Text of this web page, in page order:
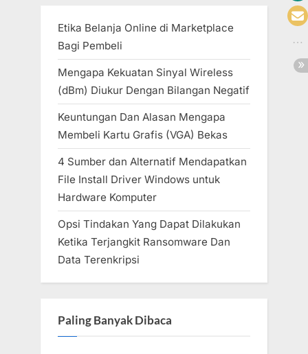
Etika Belanja Online di Marketplace
Bagi Pembeli
Mengapa Kekuatan Sinyal Wireless
(dBm) Diukur Dengan Bilangan Negatif
Keuntungan Dan Alasan Mengapa
Membeli Kartu Grafis (VGA) Bekas
4 Sumber dan Alternatif Mendapatkan
File Install Driver Windows untuk
Hardware Komputer
Opsi Tindakan Yang Dapat Dilakukan
Ketika Terjangkit Ransomware Dan
Data Terenkripsi
Paling Banyak Dibaca